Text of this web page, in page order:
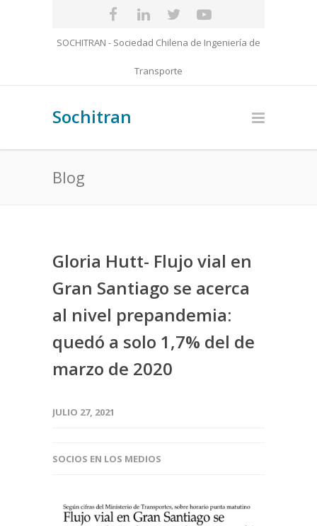
SOCHITRAN - Sociedad Chilena de Ingeniería de
Transporte
Sochitran
Blog
Gloria Hutt- Flujo vial en
Gran Santiago se acerca
al nivel prepandemia:
quedó a solo 1,7% del de
marzo de 2020
JULIO 27, 2021
SOCIOS EN LOS MEDIOS